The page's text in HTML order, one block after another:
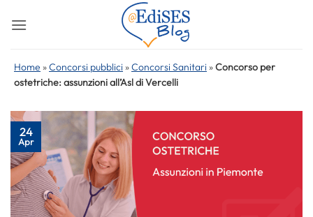
Home »Concorsi pubblici »Concorsi Sanitari »Concorso per
ostetriche: assunzioni all’Asl di Vercelli
24
Apr